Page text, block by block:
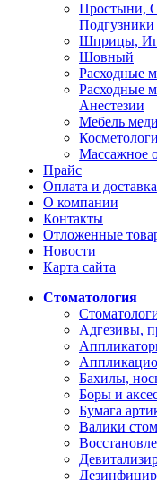
Простыни,
Подгузники
Шприцы,
Шовный
Расходные
Расходные
Анестезии
Мебель
Массажное
Прайс
Оплата и доставка
О компании
Контакты
Отложенные
Новости
Карта сайта
Стоматология
Адгезивы,
Бахилы,
Боры и
Бумага
Валики